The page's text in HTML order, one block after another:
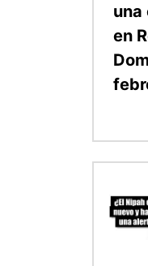
una
en